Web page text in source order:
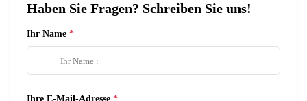
Haben Sie Fragen? Schreiben Sie uns!
Ihr Name
Ihre E-Mail-Adresse